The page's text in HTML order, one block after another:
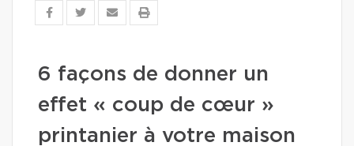
6 façons de donner un
effet « coup de cœur »
printanier à votre maison